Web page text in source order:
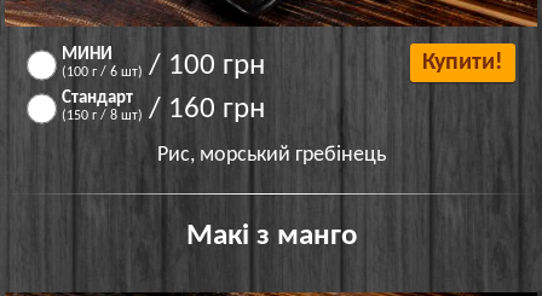
МИНИ
(100 г / 6 шт) / 100 грн
Стандарт
(150 г / 8 шт) / 160 грн
Купити!
Рис, морський гребінець
Макі з манго